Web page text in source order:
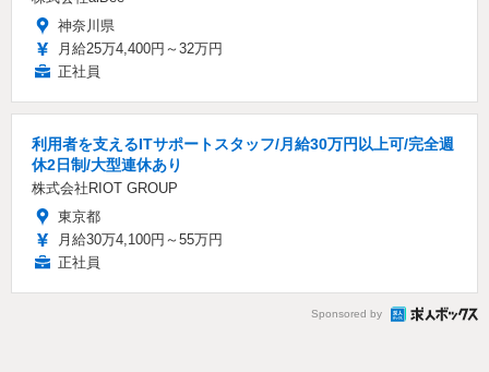
神奈川県
月給25万4,400円～32万円
正社員
利用者を支えるITサポートスタッフ/月給30万円以上可/完全週
休2日制/大型連休あり
株式会社RIOT GROUP
東京都
月給30万4,100円～55万円
正社員
Sponsored by